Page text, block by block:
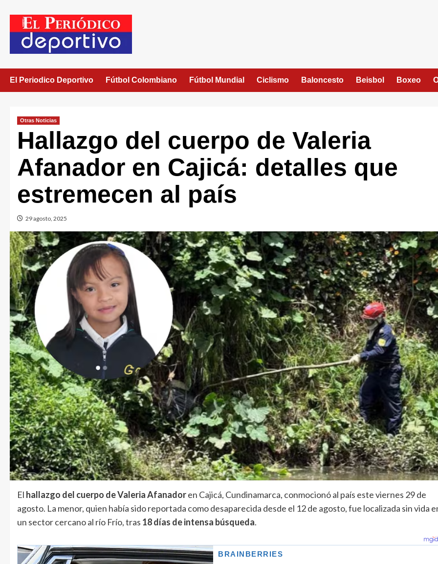
El Periodico Deportivo Fútbol Colombiano Fútbol Mundial Ciclismo Baloncesto Beisbol Boxeo
Otras Noticias
Hallazgo del cuerpo de Valeria
Afanador en Cajicá: detalles que
estremecen al país
29 agosto, 2025
El hallazgo del cuerpo de Valeria Afanadoren Cajicá, Cundinamarca, conmocionó al país este viernes 29 de
agosto. La menor, quien había sido reportada como desaparecida desde el 12 de agosto, fue localizada sin vida
un sector cercano al río Frío, tras 18 días de intensa búsqueda.